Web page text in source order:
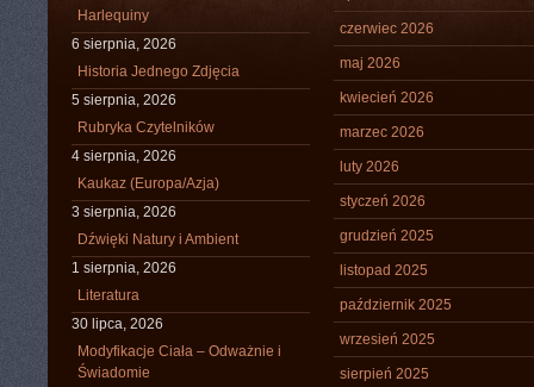
Harlequiny
6 sierpnia, 2026
Historia Jednego Zdjęcia
5 sierpnia, 2026
Rubryka Czytelników
4 sierpnia, 2026
Kaukaz (Europa/Azja)
3 sierpnia, 2026
Dźwięki Natury i Ambient
1 sierpnia, 2026
Literatura
30 lipca, 2026
Modyfikacje Ciała – Odważnie i
Świadomie
czerwiec 2026
maj 2026
kwiecień 2026
marzec 2026
luty 2026
styczeń 2026
grudzień 2025
listopad 2025
październik 2025
wrzesień 2025
sierpień 2025